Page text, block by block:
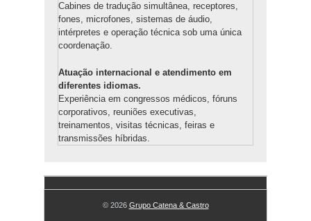
Cabines de tradução simultânea, receptores,
fones, microfones, sistemas de áudio,
intérpretes e operação técnica sob uma única
coordenação.
Atuação internacional e atendimento em
diferentes idiomas.
Experiência em congressos médicos, fóruns
corporativos, reuniões executivas,
treinamentos, visitas técnicas, feiras e
transmissões híbridas.
© 2026 Grupo Catena & Castro